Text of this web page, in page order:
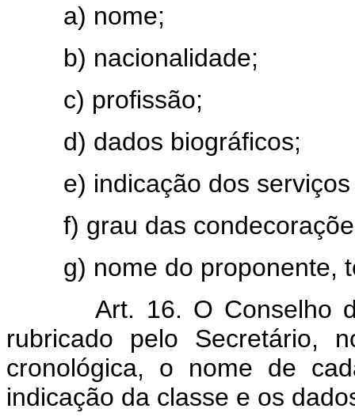
a) nome;
b) nacionalidade;
c) profissão;
d) dados biográficos;
e) indicação dos serviços
f) grau das
g) nome do proponente,
Art. 16. O Conselho da
rubricado pelo Secretário,
cronológica, o nome de
indicação da classe e os